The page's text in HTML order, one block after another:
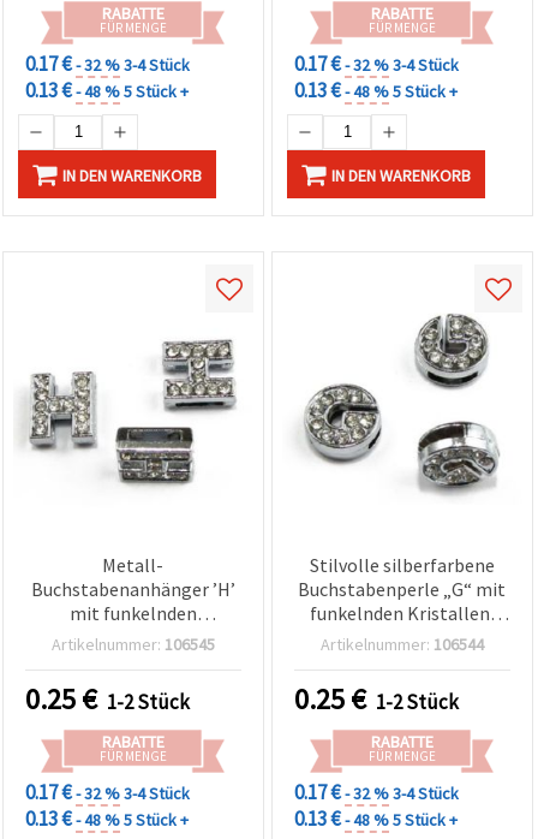
RABATTE
FÜR MENGE
0.17 €- 32 %3-4 Stück
0.13 €- 48 %5 Stück +
IN DEN WARENKORB
RABATTE
FÜR MENGE
0.17 €- 32 %3-4 Stück
0.13 €- 48 %5 Stück +
IN DEN WARENKORB
Metall-
Buchstabenanhänger ’H’
mit funkelnden
Strasssteinen, zum
Artikelnummer: 106545
0.25€ 1-2 Stück
RABATTE
FÜR MENGE
0.17 €- 32 %3-4 Stück
0.13 €- 48 %5 Stück +
Stilvolle silberfarbene
Buchstabenperle „G“ mit
funkelnden Kristallen,
Loch Ø 8 mm – perfekt für
Artikelnummer: 106544
0.25€ 1-2 Stück
RABATTE
FÜR MENGE
0.17 €- 32 %3-4 Stück
0.13 €- 48 %5 Stück +